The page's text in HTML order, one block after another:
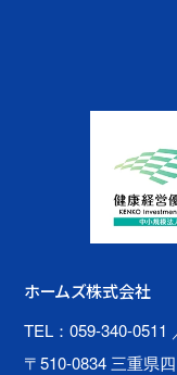
ホームズ株式会社
TEL：059-340-0511
〒510-0834 三重県